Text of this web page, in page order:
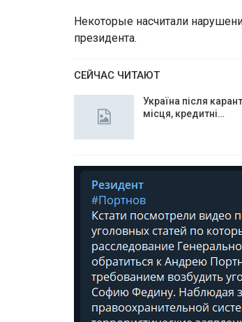
Некоторые насчитали
президента.
СЕЙЧАС ЧИТАЮТ
Україна після
місця, кредитні…